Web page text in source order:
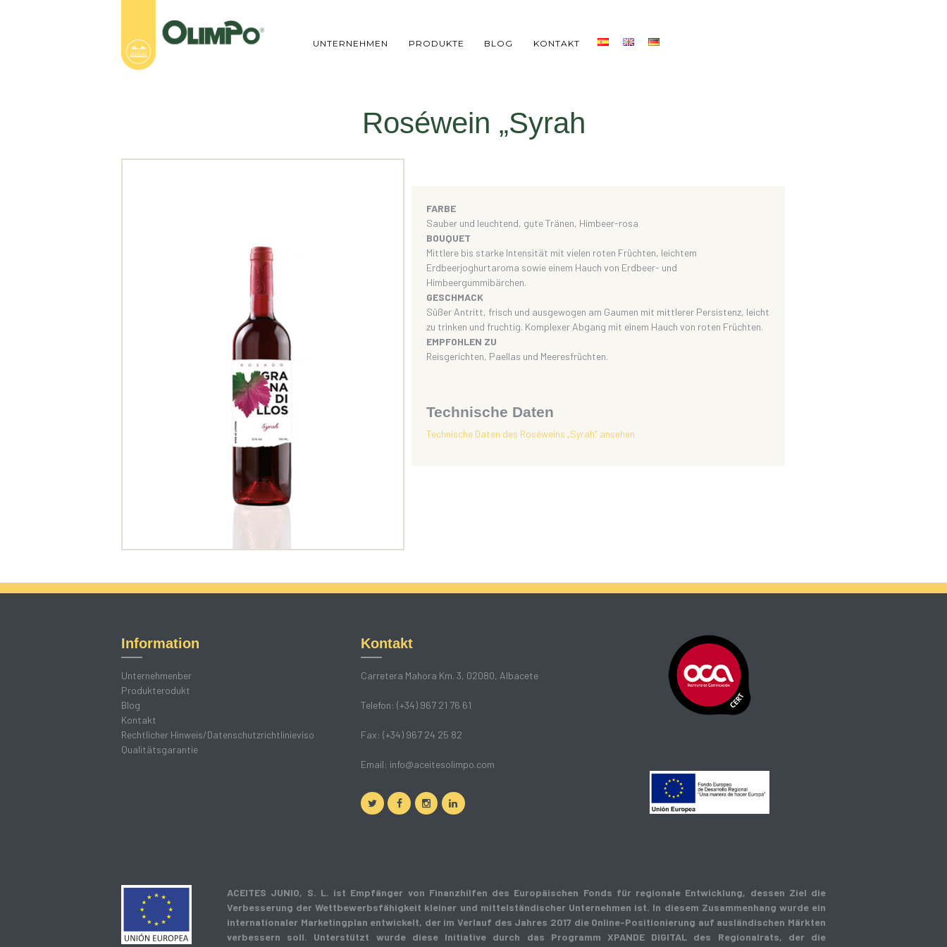
UNTERNEHMEN PRODUKTE BLOG KONTAKT
Roséwein „Syrah
FARBE
Sauber und leuchtend, gute Tränen, Himbeer-rosa
BOUQUET
Mittlere bis starke Intensität mit vielen roten Früchten, leichtem
Erdbeerjoghurtaroma sowie einem Hauch von Erdbeer- und
Himbeergummibärchen.
GESCHMACK
Süßer Antritt, frisch und ausgewogen am Gaumen mit mittlerer Persistenz, leicht
zu trinken und fruchtig. Komplexer Abgang mit einem Hauch von roten Früchten.
EMPFOHLEN ZU
Reisgerichten, Paellas und Meeresfrüchten.
Technische Daten
Technische Daten des Roséweins „Syrah“ ansehen
Information
Unternehmenber
Produkterodukt
Blog
Kontakt
Rechtlicher Hinweis/Datenschutzrichtlinieviso
Qualitätsgarantie
Kontakt
Carretera Mahora Km. 3, 02080, Albacete
Telefon: (+34) 967 21 76 61
Fax: (+34) 967 24 25 82
Email: info@aceitesolimpo.com
ACEITES JUNIO, S. L. ist Empfänger von Finanzhilfen des Europäischen Fonds für regionale Entwicklung, dessen Ziel die
Verbesserung der Wettbewerbsfähigkeit kleiner und mittelständischer Unternehmen ist. In diesem Zusammenhang wurde ein
internationaler Marketingplan entwickelt, der im Verlauf des Jahres 2017 die Online-Positionierung auf ausländischen Märkten
verbessern soll. Unterstützt wurde diese Initiative durch das Programm XPANDE DIGITAL des Regionalrats, der die